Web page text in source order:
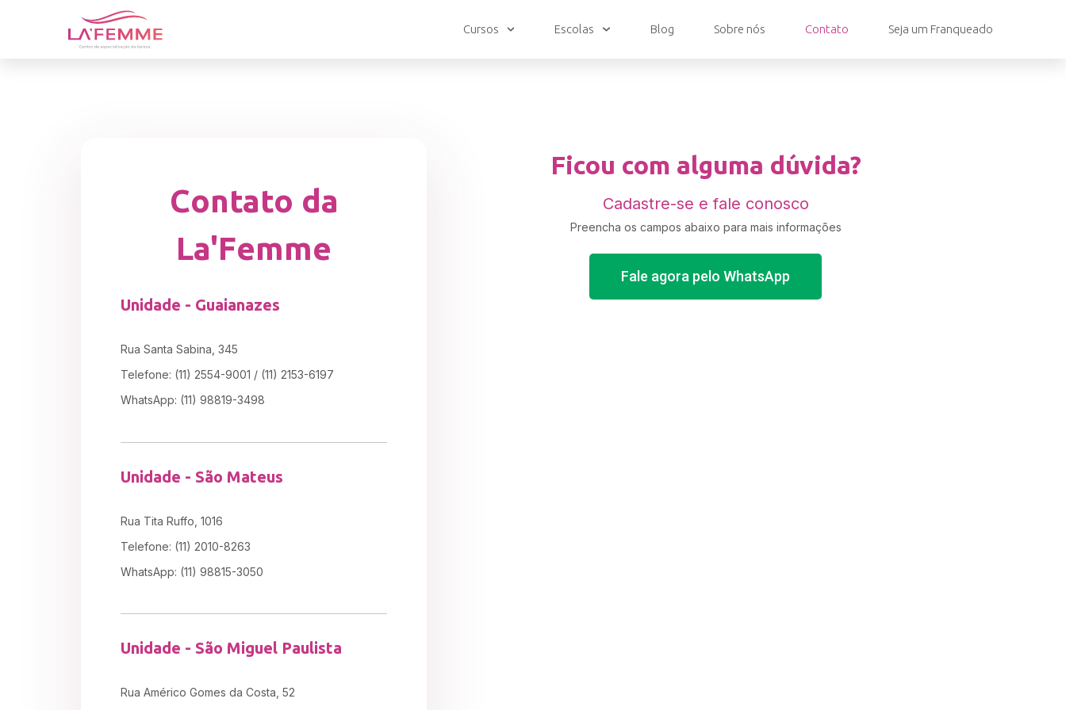
Cursos Escolas Blog Sobre nós Contato Seja um Franqueado
Contato da
La'Femme
Unidade - Guaianazes
Rua Santa Sabina, 345
Telefone: (11) 2554-9001 / (11) 2153-6197
WhatsApp: (11) 98819-3498
Unidade - São Mateus
Rua Tita Ruffo, 1016
Telefone: (11) 2010-8263
WhatsApp: (11) 98815-3050
Unidade - São Miguel Paulista
Rua Américo Gomes da Costa, 52
Ficou com alguma dúvida?
Cadastre-se e fale conosco
Preencha os campos abaixo para mais informações
Fale agora pelo WhatsApp